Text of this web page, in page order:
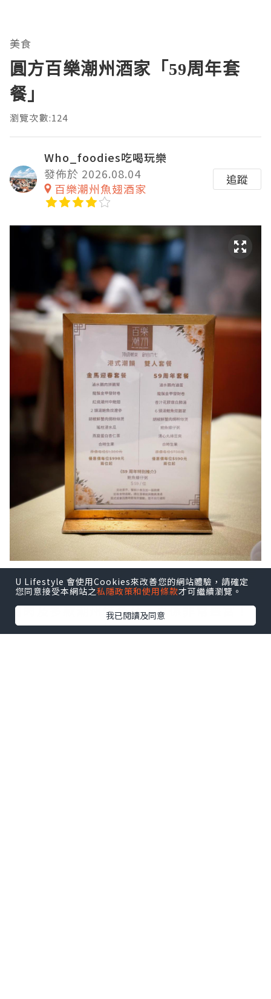
美食
圓方百樂潮州酒家「59周年套
餐」
瀏覽次數:124
Who_foodies吃喝玩樂
發佈於 2026.08.04
百樂潮州魚翅酒家
追蹤
深耕多年的潮州菜老字號，最近推出 59 周
年套餐，一次過可以品嘗到鮑魚、花膠、
蟹肉及多款潮州特色菜，真係非常豐富！
人少或者兩個人拍拖食中菜，最適合就係
U Lifestyle 會使用Cookies來改善您的網站體驗，請確定
您同意接受本網站之私隱政策和使用條款才可繼續瀏覽。
我已閱讀及同意